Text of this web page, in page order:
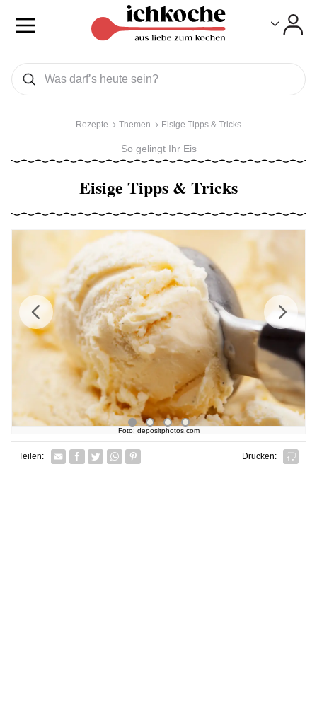
Was wollen Sie suchen
Suchen
Rezepte Themen Eisige Tipps & Tricks
So gelingt Ihr Eis
Eisige Tipps & Tricks
Foto: depositphotos.com
Next
Previous
Teilen: Facebook
TwitterWhatsapp senden
Pin it Drucken: